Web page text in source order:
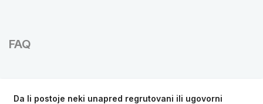
FAQ
Da li postoje neki unapred regrutovani ili ugovorni